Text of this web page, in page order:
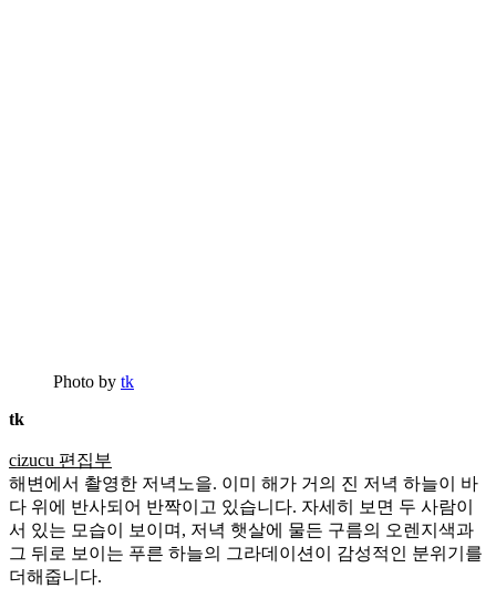
Photo by tk
tk
cizucu 편집부
해변에서 촬영한 저녁노을. 이미 해가 거의 진 저녁 하늘이 바
다 위에 반사되어 반짝이고 있습니다. 자세히 보면 두 사람이
서 있는 모습이 보이며, 저녁 햇살에 물든 구름의 오렌지색과
그 뒤로 보이는 푸른 하늘의 그라데이션이 감성적인 분위기를
더해줍니다.